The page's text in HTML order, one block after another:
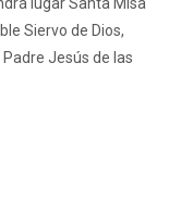
Siervo de Dios,
Jesús de las